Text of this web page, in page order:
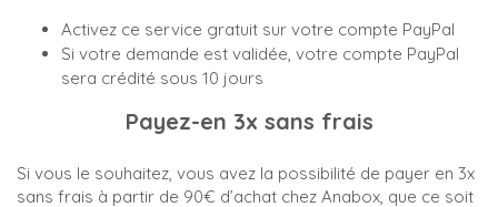
Activez ce service gratuit sur votre compte PayPal
Si votre demande est validée, votre compte PayPal
sera crédité sous 10 jours
Payez-en 3x sans frais
Si vous le souhaitez, vous avez la possibilité de payer en 3x
sans frais à partir de 90€ d’achat chez Anabox, que ce soit